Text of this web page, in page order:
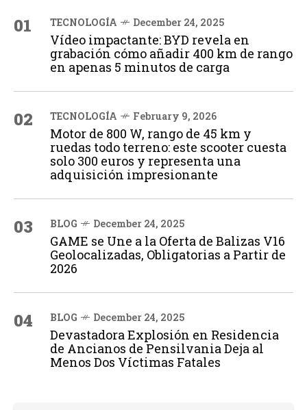
01 TECNOLOGÍA December 24, 2025
Vídeo impactante: BYD revela en
grabación cómo añadir 400 km de rango
en apenas 5 minutos de carga
02 TECNOLOGÍA February 9, 2026
Motor de 800 W, rango de 45 km y
ruedas todo terreno: este scooter cuesta
solo 300 euros y representa una
adquisición impresionante
03 BLOG December 24, 2025
GAME se Une a la Oferta de Balizas V16
Geolocalizadas, Obligatorias a Partir de
2026
04 BLOG December 24, 2025
Devastadora Explosión en Residencia
de Ancianos de Pensilvania Deja al
Menos Dos Víctimas Fatales